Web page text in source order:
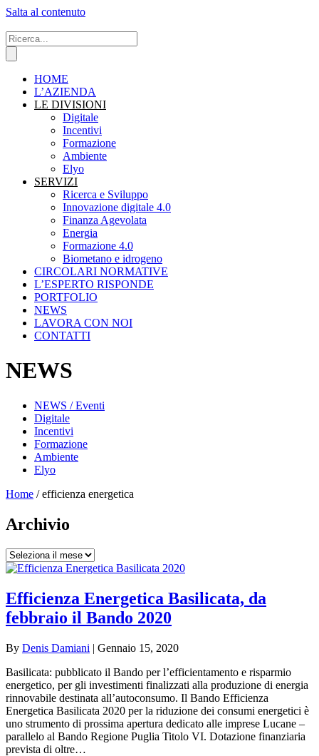
Salta al contenuto
HOME
L’AZIENDA
LE DIVISIONI
Digitale
Incentivi
Formazione
Ambiente
Elyo
SERVIZI
Ricerca e Sviluppo
Innovazione digitale 4.0
Finanza Agevolata
Energia
Formazione 4.0
Biometano e idrogeno
CIRCOLARI NORMATIVE
L’ESPERTO RISPONDE
PORTFOLIO
NEWS
LAVORA CON NOI
CONTATTI
NEWS
NEWS / Eventi
Digitale
Incentivi
Formazione
Ambiente
Elyo
Home /efficienza energetica
Archivio
Archivio
Efficienza Energetica Basilicata, da
febbraio il Bando 2020
By Denis Damiani | Gennaio 15, 2020
Basilicata: pubblicato il Bando per l’efficientamento e risparmio
energetico, per gli investimenti finalizzati alla produzione di energia
rinnovabile destinata all’autoconsumo. Il Bando Efficienza
Energetica Basilicata 2020 per la riduzione dei consumi energetici è
uno strumento di prossima apertura dedicato alle imprese Lucane –
parallelo al Bando Regione Puglia Titolo VI. Dotazione finanziaria
prevista di oltre…